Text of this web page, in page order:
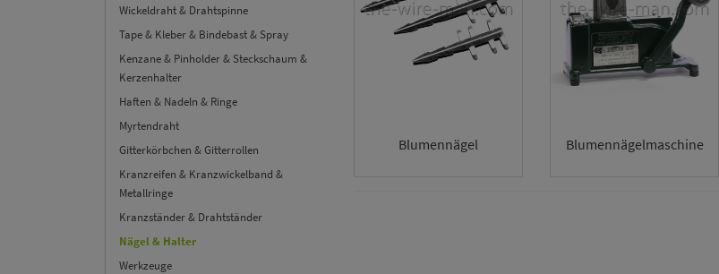
Wickeldraht & Drahtspinne
Tape & Kleber & Bindebast & Spray
Kenzane & Pinholder & Steckschaum &
Kerzenhalter
Haften & Nadeln & Ringe
Myrtendraht
Gitterkörbchen & Gitterrollen
Kranzreifen & Kranzwickelband &
Metallringe
Kranzständer & Drahtständer
Nägel & Halter
Werkzeuge
Blumennägel Blumennägelmaschine